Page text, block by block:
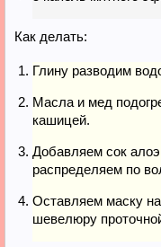
Как делать:
Глину разводим
Масла и мед
кашицей.
Добавляем сок
распределяем по
Оставляем маску
шевелюру